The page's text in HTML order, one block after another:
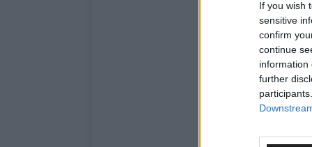
If you wish
sensitive
confirm
continue
information
further